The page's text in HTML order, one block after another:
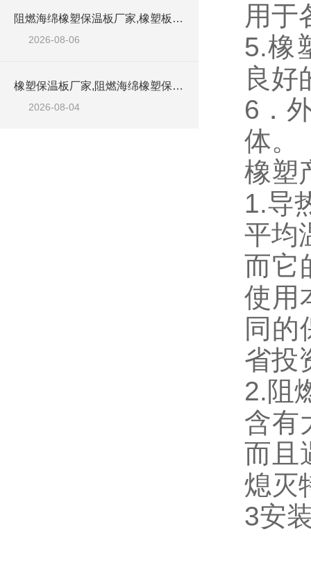
阻燃海绵橡塑保温板厂家,橡塑板厂家销售点
2026-08-06
橡塑保温板厂家,阻燃海绵橡塑保温板厂家出售
2026-08-04
用于
5.橡
良好
6．
体。
橡塑
1.导
平均
而它
使用
同的
省投
2.阻
含有
而且
熄灭
3安